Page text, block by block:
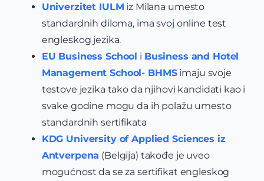
Univerzitet IULM iz Milana umesto
standardnih diloma, ima svoj online test
engleskog jezika.
EU Business School i Business and Hotel
Management School- BHMSimaju svoje
testove jezika tako da njihovi kandidati kao i
svake godine mogu da ih polažu umesto
standardnih sertifikata
KDG University of Applied Sciences iz
Antverpena (Belgija) takođe je uveo
mogućnost da se za sertifikat engleskog